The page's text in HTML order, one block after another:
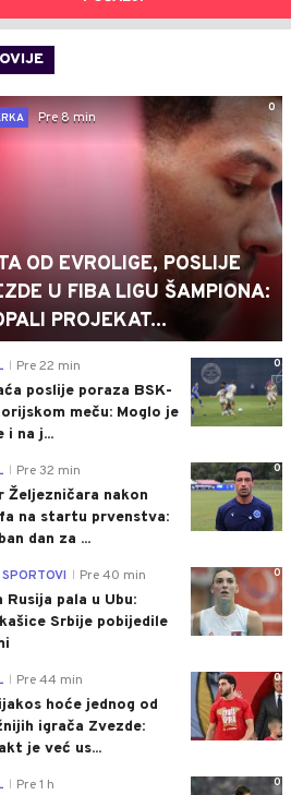
0
Pre 8 min
OD EVROLIGE, POSLIJE
U FIBA LIGU ŠAMPIONA:
PROJEKAT...
0
Pre 22 min
poslije poraza BSK-
meču: Moglo je
i na j...
0
Pre 32 min
Željezničara nakon
na startu prvenstva:
dan za ...
0
Pre 40 min
Rusija pala u Ubu:
Srbije pobijedile
0
Pre 44 min
hoće jednog od
igrača Zvezde:
je već us...
0
Pre 1 h